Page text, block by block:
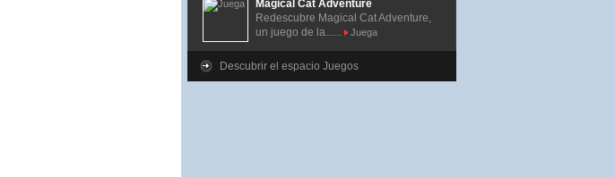
Magical Cat Adventure
Redescubre Magical Cat Adventure,
un juego de la......
Juega
Descubrir el espacio Juegos